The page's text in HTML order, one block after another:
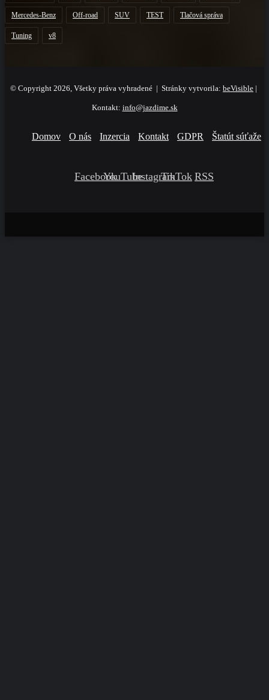
Mercedes-Benz Off-road SUV TEST Tlačová správa
Tuning v8
© Copyright 2026, Všetky práva vyhradené | Stránky vytvorila: beVisible |
Kontakt: info@jazdime.sk
Domov O nás Inzercia Kontakt GDPR Štatút súťaže
FacebookYouTubeInstagramTikTok RSS